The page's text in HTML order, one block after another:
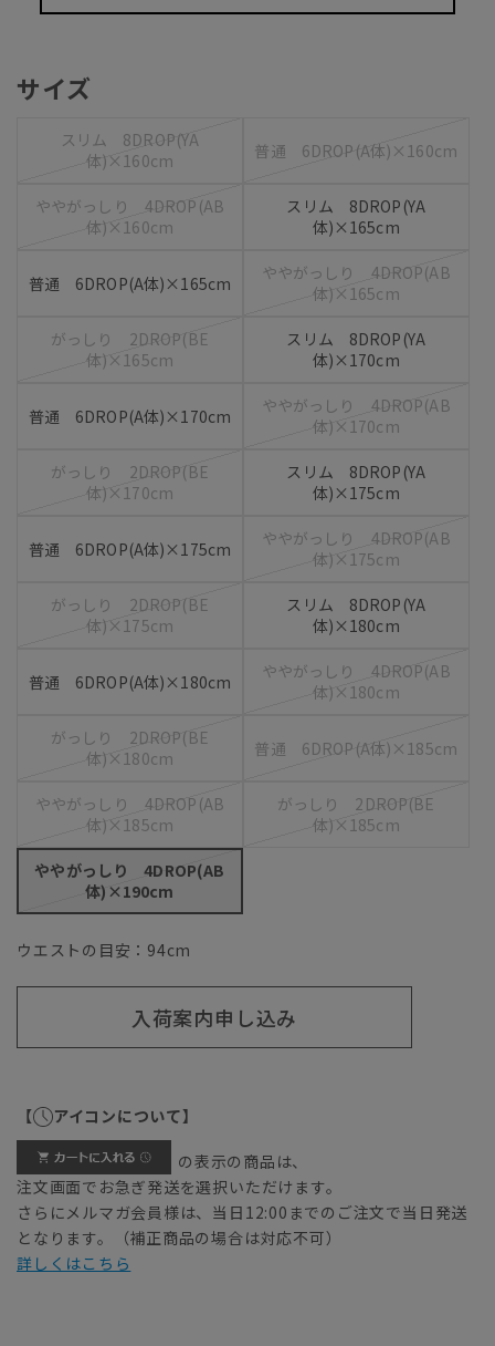
サイズ
スリム 8DROP(YA
体)×160cm
普通 6DROP(A体)×160cm
ややがっしり 4DROP(AB
体)×160cm
スリム 8DROP(YA
体)×165cm
普通 6DROP(A体)×165cm
ややがっしり 4DROP(AB
体)×165cm
がっしり 2DROP(BE
体)×165cm
スリム 8DROP(YA
体)×170cm
普通 6DROP(A体)×170cm
ややがっしり 4DROP(AB
体)×170cm
がっしり 2DROP(BE
体)×170cm
スリム 8DROP(YA
体)×175cm
普通 6DROP(A体)×175cm
ややがっしり 4DROP(AB
体)×175cm
がっしり 2DROP(BE
体)×175cm
スリム 8DROP(YA
体)×180cm
普通 6DROP(A体)×180cm
ややがっしり 4DROP(AB
体)×180cm
がっしり 2DROP(BE
体)×180cm
普通 6DROP(A体)×185cm
ややがっしり 4DROP(AB
体)×185cm
がっしり 2DROP(BE
体)×185cm
ややがっしり 4DROP(AB
体)×190cm
ウエストの目安： 94cm
入荷案内申し込み
【 アイコンについて】
の表示の商品は、
注文画面でお急ぎ発送を選択いただけます。
さらにメルマガ会員様は、当日12:00までのご注文で当日発送
となります。（補正商品の場合は対応不可）
詳しくはこちら